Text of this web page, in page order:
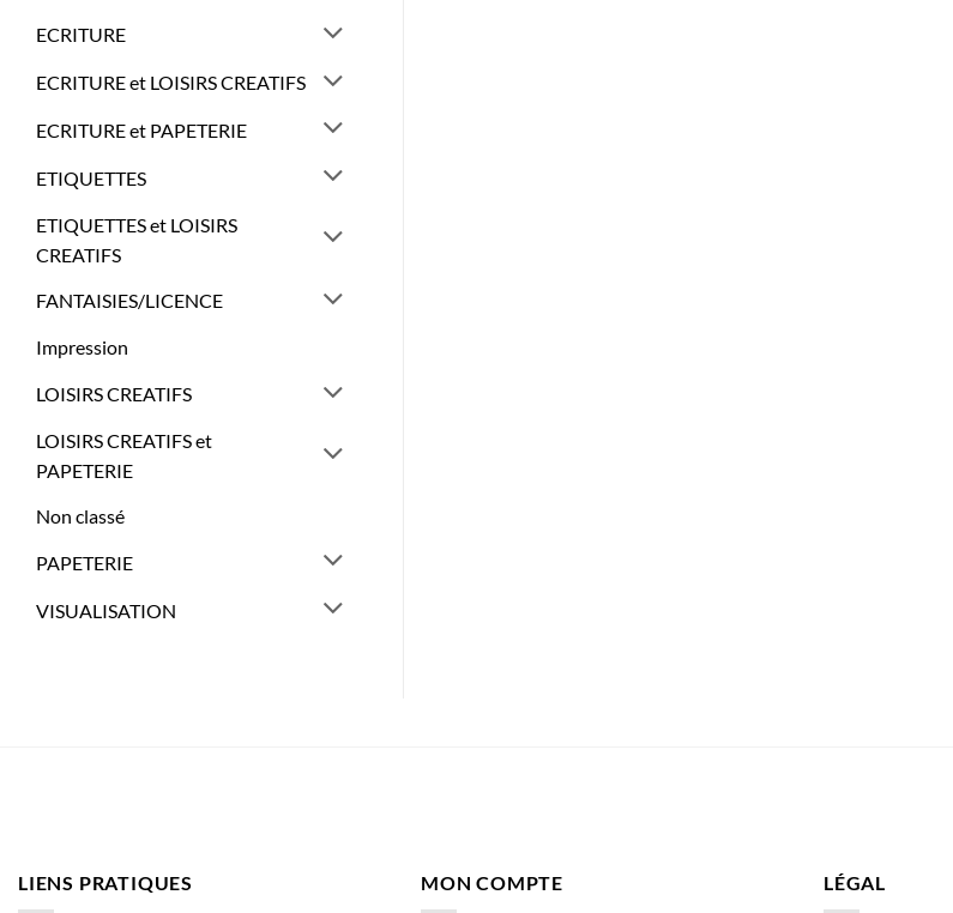
ECRITURE
ECRITURE et LOISIRS CREATIFS
ECRITURE et PAPETERIE
ETIQUETTES
ETIQUETTES et LOISIRS
CREATIFS
FANTAISIES/LICENCE
Impression
LOISIRS CREATIFS
LOISIRS CREATIFS et
PAPETERIE
Non classé
PAPETERIE
VISUALISATION
LIENS PRATIQUES MON COMPTE LÉGAL